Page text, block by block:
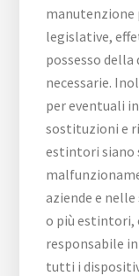
manutenzione
legislative,
possesso della
necessarie.
per eventuali
sostituzioni e
estintori siano
aziende e
o più estintori,
responsabile
tutti i